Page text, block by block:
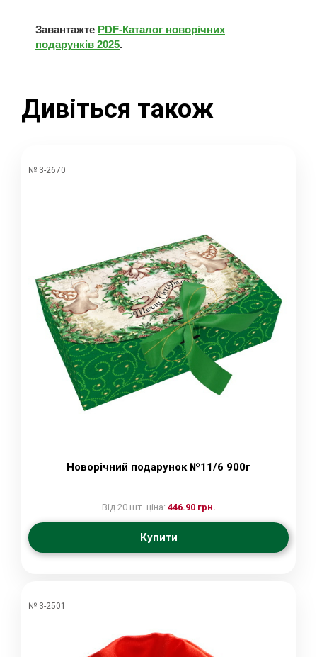
Завантажте PDF-Каталог новорічних
подарунків 2025.
Дивіться також
№ 3-2670
Новорічний подарунок №11/6 900г
Від 20 шт. ціна: 446.90 грн.
Купити
№ 3-2501